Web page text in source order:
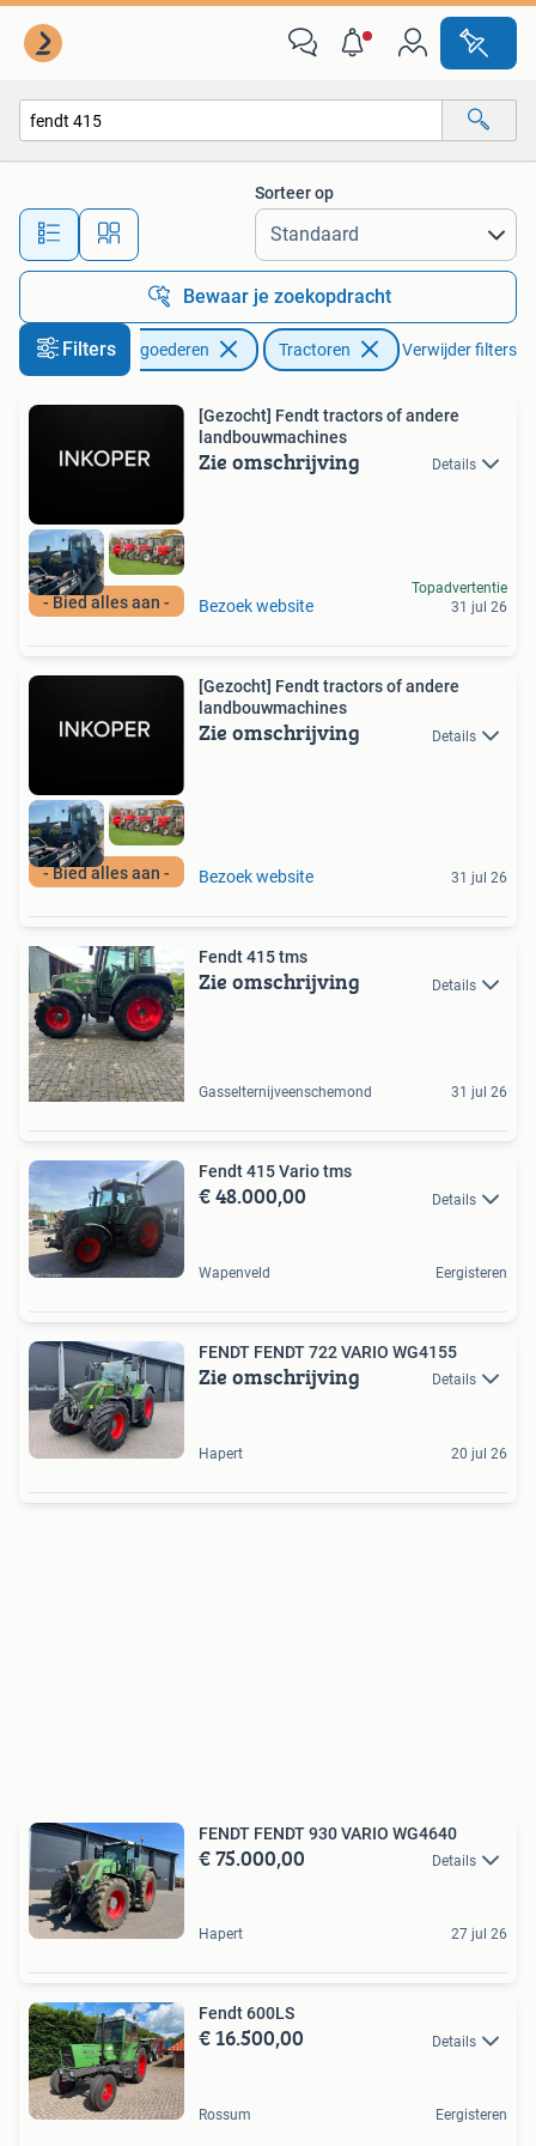
Alle afstanden…
Sorteer op
Bewaar je zoekopdracht
Filters
Zakelijke goederen Tractoren Verwijder filters
- Bied alles aan -
[Gezocht] Fendt tractors of andere
landbouwmachines
Zie omschrijving Details
Bezoek website
Topadvertentie
31 jul 26
- Bied alles aan -
[Gezocht] Fendt tractors of andere
landbouwmachines
Zie omschrijving Details
Bezoek website 31 jul 26
Fendt 415 tms
Zie omschrijving Details
Gasselternijveenschemond 31 jul 26
Fendt 415 Vario tms
€ 48.000,00 Details
Wapenveld Eergisteren
FENDT FENDT 722 VARIO WG4155
Zie omschrijving Details
Hapert 20 jul 26
FENDT FENDT 930 VARIO WG4640
€ 75.000,00 Details
Hapert 27 jul 26
Fendt 600LS
€ 16.500,00 Details
Rossum Eergisteren